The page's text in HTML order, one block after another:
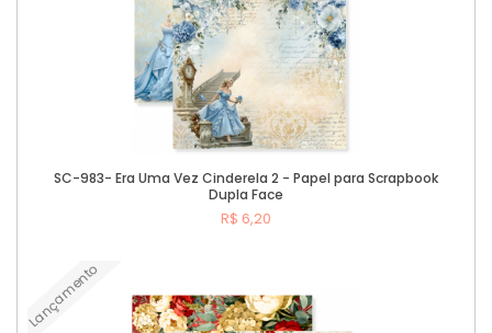
SC-983- Era Uma Vez Cinderela 2 - Papel para Scrapbook
Dupla Face
R$ 6,20
Lançamento